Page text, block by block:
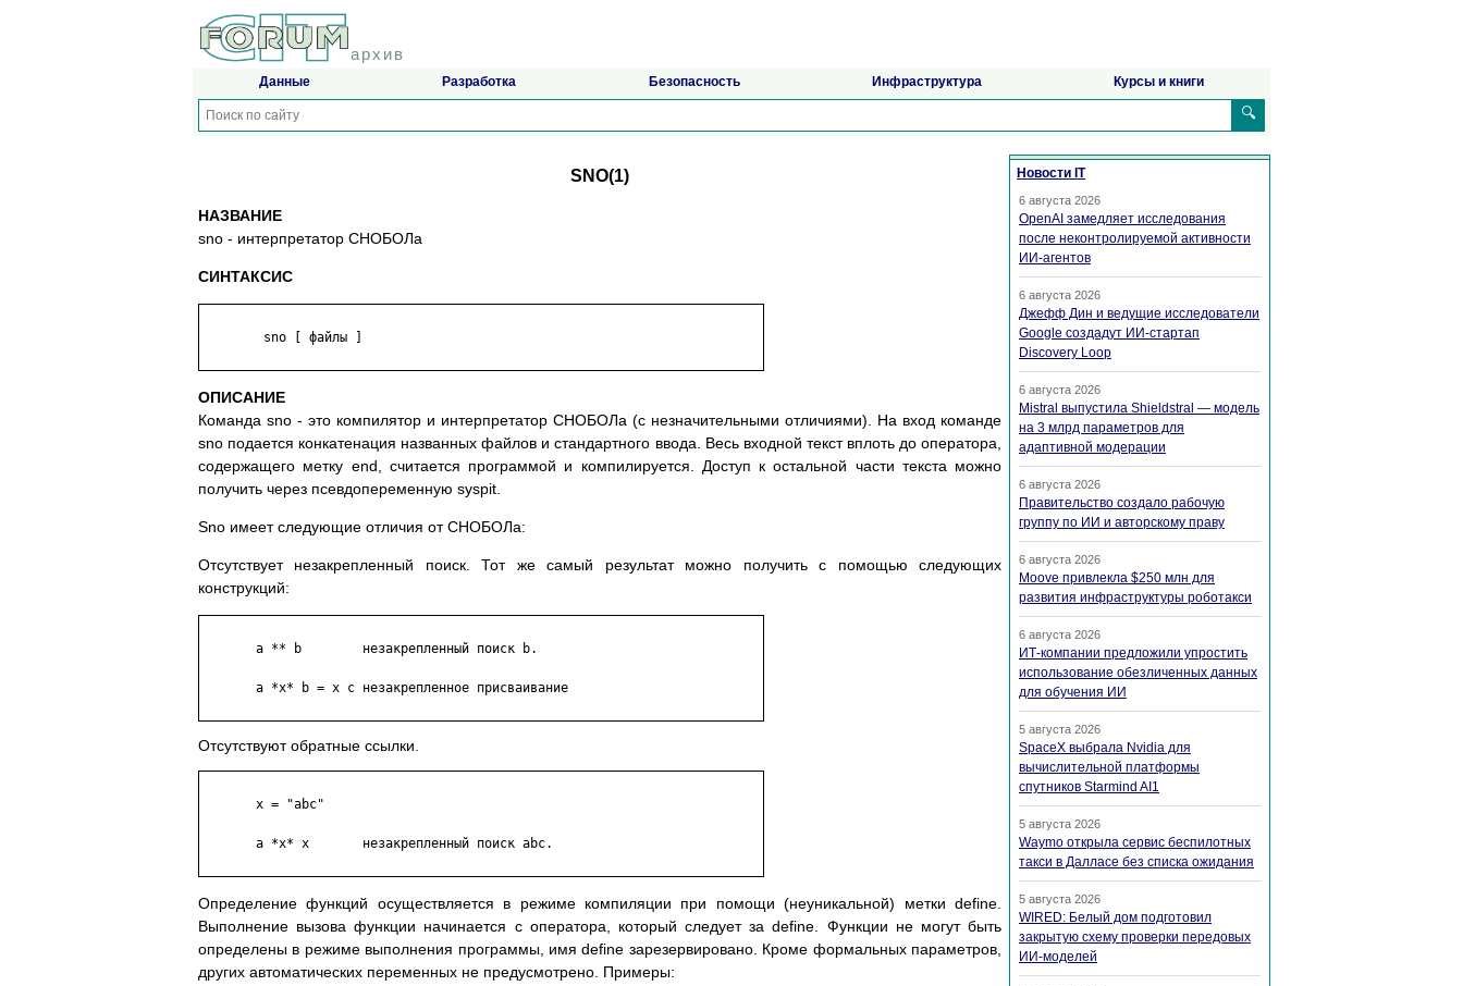
архив
Данные Разработка Безопасность Инфраструктура Курсы и книги
🔍
SNO(1)
НАЗВАНИЕ
sno - интерпретатор СНОБОЛа
СИНТАКСИС
ОПИСАНИЕ
Команда sno - это компилятор и интерпретатор СНОБОЛа (с незначительными отличиями). На вход команде
sno подается конкатенация названных файлов и стандартного ввода. Весь входной текст вплоть до оператора,
содержащего метку end, считается программой и компилируется. Доступ к остальной части текста можно
получить через псевдопеременную syspit.
Sno имеет следующие отличия от СНОБОЛа:
Отсутствует незакрепленный поиск. Тот же самый результат можно получить с помощью следующих
конструкций:
       a ** b        незакрепленный поиск b.
       a *x* b = x c незакрепленное присваивание
Отсутствуют обратные ссылки.
       x = "abc"
       a *x* x       незакрепленный поиск abc.
Определение функций осуществляется в режиме компиляции при помощи (неуникальной) метки define.
Выполнение вызова функции начинается с оператора, который следует за define. Функции не могут быть
определены в режиме выполнения программы, имя define зарезервировано. Кроме формальных параметров,
других автоматических переменных не предусмотрено. Примеры:
Новости IT
6 августа 2026
OpenAI замедляет исследования
после неконтролируемой активности
ИИ-агентов
6 августа 2026
Джефф Дин и ведущие исследователи
Google создадут ИИ-стартап
Discovery Loop
6 августа 2026
Mistral выпустила Shieldstral — модель
на 3 млрд параметров для
адаптивной модерации
6 августа 2026
Правительство создало рабочую
группу по ИИ и авторскому праву
6 августа 2026
Moove привлекла $250 млн для
развития инфраструктуры роботакси
6 августа 2026
ИТ-компании предложили упростить
использование обезличенных данных
для обучения ИИ
5 августа 2026
SpaceX выбрала Nvidia для
вычислительной платформы
спутников Starmind AI1
5 августа 2026
Waymo открыла сервис беспилотных
такси в Далласе без списка ожидания
5 августа 2026
WIRED: Белый дом подготовил
закрытую схему проверки передовых
ИИ-моделей